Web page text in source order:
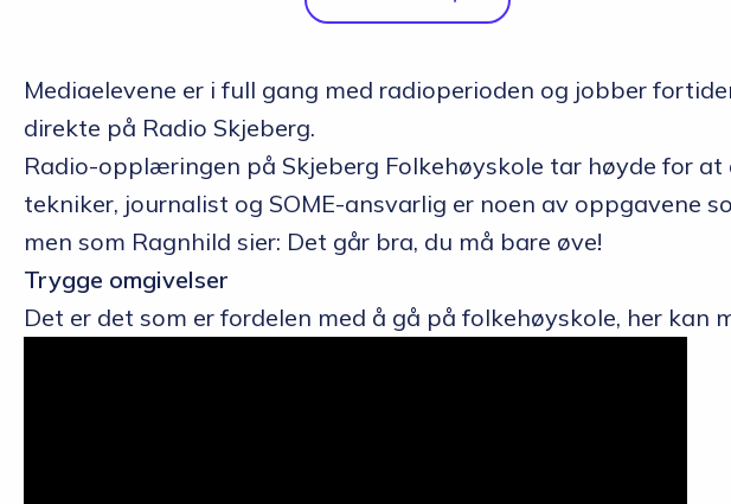
Mediaelevene er i full gang med radioperioden og jobber
direkte på Radio Skjeberg.
Radio-opplæringen på Skjeberg Folkehøyskole tar høyde for
tekniker, journalist og SOME-ansvarlig er noen av oppgavene
men som Ragnhild sier: Det går bra, du må bare øve!
Trygge omgivelser
Det er det som er fordelen med å gå på folkehøyskole, her